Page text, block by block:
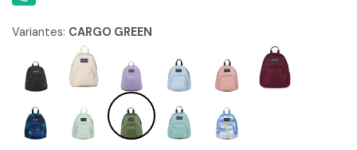
Variantes: CARGO GREEN